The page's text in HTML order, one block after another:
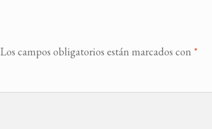
Los campos obligatorios están marcados con *